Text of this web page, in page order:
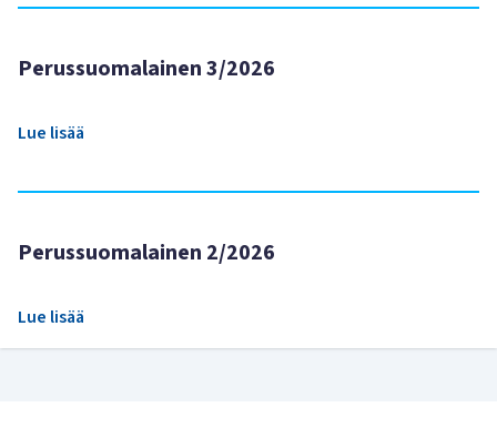
Perussuomalainen 3/2026
Lue lisää
Perussuomalainen 2/2026
Lue lisää